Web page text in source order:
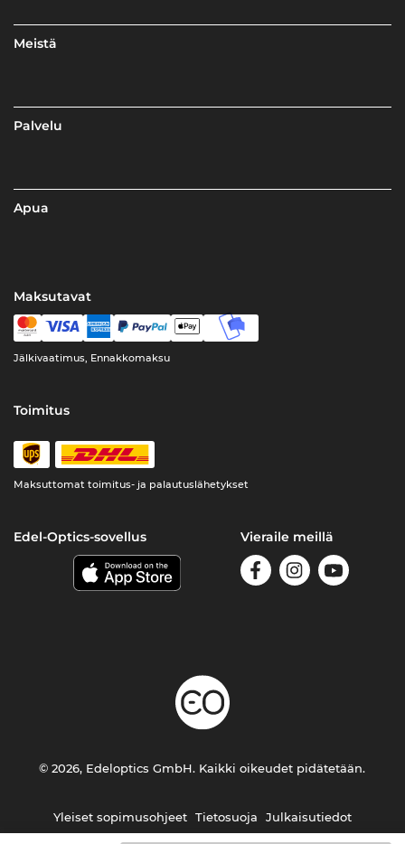
Meistä
Palvelu
Apua
Maksutavat
Jälkivaatimus, Ennakkomaksu
Toimitus
Maksuttomat toimitus- ja palautuslähetykset
Edel-Optics-sovellus Vieraile meillä
Yleiset sopimusohjeet Tietosuoja Julkaisutiedot
© 2026, Edeloptics GmbH. Kaikki oikeudet pidätetään.